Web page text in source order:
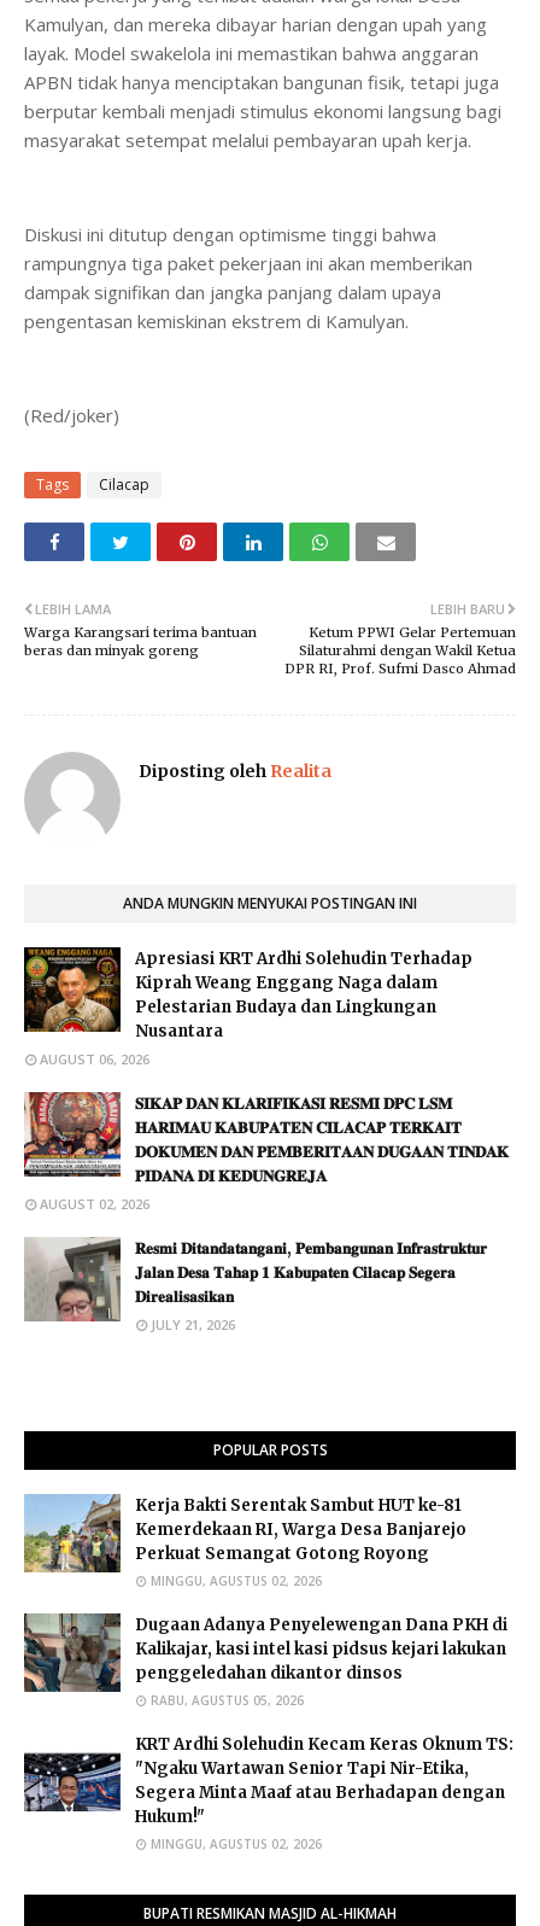
Kamulyan, dan mereka dibayar harian dengan upah yang
layak. Model swakelola ini memastikan bahwa anggaran
APBN tidak hanya menciptakan bangunan fisik, tetapi juga
berputar kembali menjadi stimulus ekonomi langsung bagi
masyarakat setempat melalui pembayaran upah kerja.
​Diskusi ini ditutup dengan optimisme tinggi bahwa
rampungnya tiga paket pekerjaan ini akan memberikan
dampak signifikan dan jangka panjang dalam upaya
pengentasan kemiskinan ekstrem di Kamulyan.
(Red/joker)
Tags Cilacap
LEBIH BARU
Ketum PPWI Gelar Pertemuan
Silaturahmi dengan Wakil Ketua
DPR RI, Prof. Sufmi Dasco Ahmad
LEBIH LAMA
Warga Karangsari terima bantuan
beras dan minyak goreng
Diposting oleh Realita
ANDA MUNGKIN MENYUKAI POSTINGAN INI
Apresiasi KRT Ardhi Solehudin Terhadap
Kiprah Weang Enggang Naga dalam
Pelestarian Budaya dan Lingkungan
Nusantara
AUGUST 06, 2026
𝐒𝐈𝐊𝐀𝐏 𝐃𝐀𝐍 𝐊𝐋𝐀𝐑𝐈𝐅𝐈𝐊𝐀𝐒𝐈 𝐑𝐄𝐒𝐌𝐈 𝐃𝐏𝐂 𝐋𝐒𝐌
𝐇𝐀𝐑𝐈𝐌𝐀𝐔 𝐊𝐀𝐁𝐔𝐏𝐀𝐓𝐄𝐍 𝐂𝐈𝐋𝐀𝐂𝐀𝐏 𝐓𝐄𝐑𝐊𝐀𝐈𝐓
𝐃𝐎𝐊𝐔𝐌𝐄𝐍 𝐃𝐀𝐍 𝐏𝐄𝐌𝐁𝐄𝐑𝐈𝐓𝐀𝐀𝐍 𝐃𝐔𝐆𝐀𝐀𝐍 𝐓𝐈𝐍𝐃𝐀𝐊
𝐏𝐈𝐃𝐀𝐍𝐀 𝐃𝐈 𝐊𝐄𝐃𝐔𝐍𝐆𝐑𝐄𝐉𝐀
AUGUST 02, 2026
​𝐑𝐞𝐬𝐦𝐢 𝐃𝐢𝐭𝐚𝐧𝐝𝐚𝐭𝐚𝐧𝐠𝐚𝐧𝐢, 𝐏𝐞𝐦𝐛𝐚𝐧𝐠𝐮𝐧𝐚𝐧 𝐈𝐧𝐟𝐫𝐚𝐬𝐭𝐫𝐮𝐤𝐭𝐮𝐫
𝐉𝐚𝐥𝐚𝐧 𝐃𝐞𝐬𝐚 𝐓𝐚𝐡𝐚𝐩 𝟏 𝐊𝐚𝐛𝐮𝐩𝐚𝐭𝐞𝐧 𝐂𝐢𝐥𝐚𝐜𝐚𝐩 𝐒𝐞𝐠𝐞𝐫𝐚
𝐃𝐢𝐫𝐞𝐚𝐥𝐢𝐬𝐚𝐬𝐢𝐤𝐚𝐧
JULY 21, 2026
POPULAR POSTS
Kerja Bakti Serentak Sambut HUT ke-81
Kemerdekaan RI, Warga Desa Banjarejo
Perkuat Semangat Gotong Royong
MINGGU, AGUSTUS 02, 2026
Dugaan Adanya Penyelewengan Dana PKH di
Kalikajar, kasi intel kasi pidsus kejari lakukan
penggeledahan dikantor dinsos
RABU, AGUSTUS 05, 2026
​KRT Ardhi Solehudin Kecam Keras Oknum TS:
"Ngaku Wartawan Senior Tapi Nir-Etika,
Segera Minta Maaf atau Berhadapan dengan
Hukum!"
MINGGU, AGUSTUS 02, 2026
BUPATI RESMIKAN MASJID AL-HIKMAH